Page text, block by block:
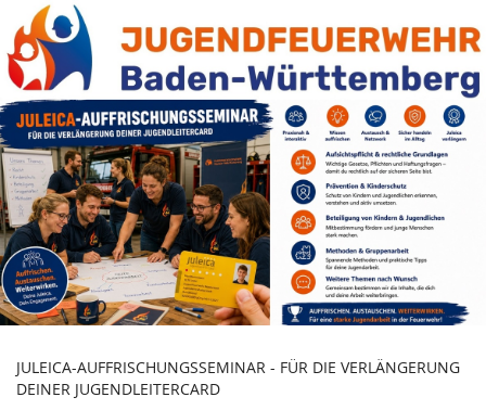
Zum
Haupt-
Inhalt
springen
JULEICA-
AUFFRISCHUNGSSEMINAR
JULEICA-AUFFRISCHUNGSSEMINAR - FÜR DIE VERLÄNGERUNG
DEINER JUGENDLEITERCARD